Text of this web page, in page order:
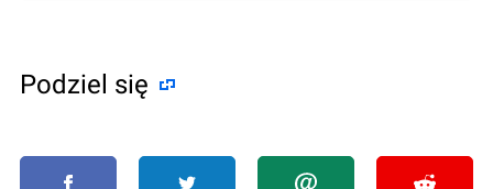
Podziel się